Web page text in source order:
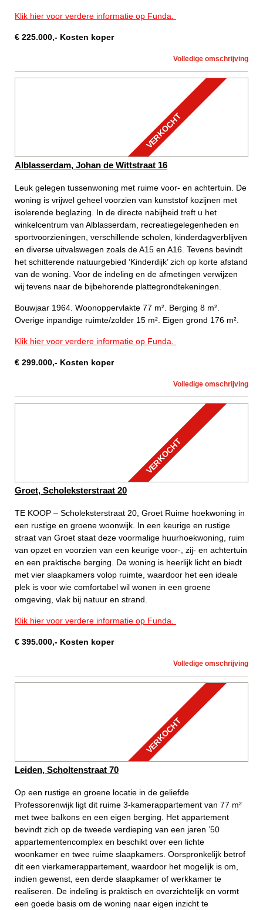
Klik hier voor verdere informatie op Funda.
€ 225.000,- Kosten koper
Volledige omschrijving
VERKOCHT
Alblasserdam, Johan de Wittstraat 16
Leuk gelegen tussenwoning met ruime voor- en achtertuin. De
woning is vrijwel geheel voorzien van kunststof kozijnen met
isolerende beglazing. In de directe nabijheid treft u het
winkelcentrum van Alblasserdam, recreatiegelegenheden en
sportvoorzieningen, verschillende scholen, kinderdagverblijven
en diverse uitvalswegen zoals de A15 en A16. Tevens bevindt
het schitterende natuurgebied ‘Kinderdijk’ zich op korte afstand
van de woning. Voor de indeling en de afmetingen verwijzen
wij tevens naar de bijbehorende plattegrondtekeningen.
Bouwjaar 1964. Woonoppervlakte 77 m². Berging 8 m².
Overige inpandige ruimte/zolder 15 m². Eigen grond 176 m².
Klik hier voor verdere informatie op Funda.
€ 299.000,- Kosten koper
Volledige omschrijving
VERKOCHT
Groet, Scholeksterstraat 20
TE KOOP – Scholeksterstraat 20, Groet Ruime hoekwoning in
een rustige en groene woonwijk. In een keurige en rustige
straat van Groet staat deze voormalige huurhoekwoning, ruim
van opzet en voorzien van een keurige voor-, zij- en achtertuin
en een praktische berging. De woning is heerlijk licht en biedt
met vier slaapkamers volop ruimte, waardoor het een ideale
plek is voor wie comfortabel wil wonen in een groene
omgeving, vlak bij natuur en strand.
Klik hier voor verdere informatie op Funda.
€ 395.000,- Kosten koper
Volledige omschrijving
VERKOCHT
Leiden, Scholtenstraat 70
Op een rustige en groene locatie in de geliefde
Professorenwijk ligt dit ruime 3-kamerappartement van 77 m²
met twee balkons en een eigen berging. Het appartement
bevindt zich op de tweede verdieping van een jaren ’50
appartementencomplex en beschikt over een lichte
woonkamer en twee ruime slaapkamers. Oorspronkelijk betrof
dit een vierkamerappartement, waardoor het mogelijk is om,
indien gewenst, een derde slaapkamer of werkkamer te
realiseren. De indeling is praktisch en overzichtelijk en vormt
een goede basis om de woning naar eigen inzicht te